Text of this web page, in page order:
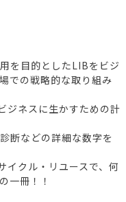
を目的としたLIBをビジ
での戦略的な取り組み
ジネスに生かすための計
断などの詳細な数字を
クル・リユースで、何
一冊！！